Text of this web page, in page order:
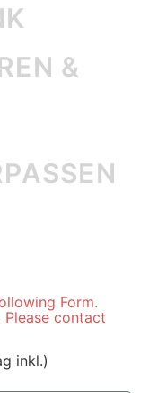
&
Form.
contact
inkl.)